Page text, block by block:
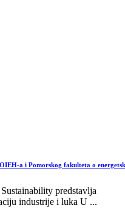
a i Pomorskog fakulteta o
predstavlja
industrije i luka U ...